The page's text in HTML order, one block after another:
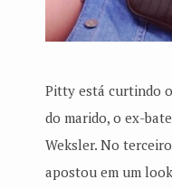
Pitty está curtindo
do marido, o ex-
Weksler. No
apostou em um